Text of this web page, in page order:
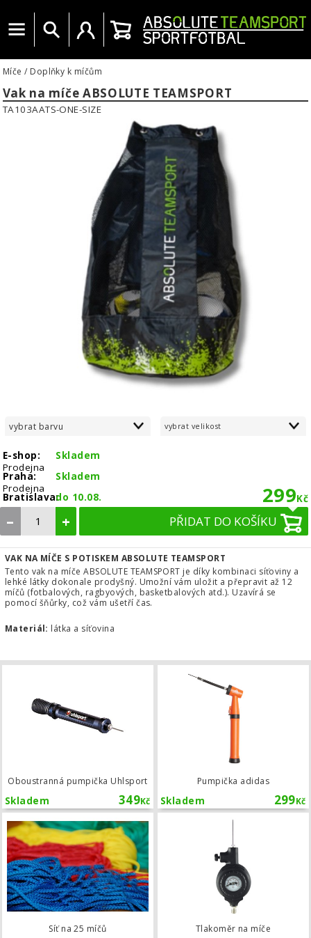
Menu Vyhledat Uživatelský účet
Košík
Míče / Doplňky k míčům
Vak na míče ABSOLUTE TEAMSPORT
TA103AATS-ONE-SIZE
vybrat barvu vybrat velikost
E-shop:
Skladem
Prodejna
Praha:
Skladem
Prodejna
Bratislava:do 10.08. 299Kč
– + PŘIDAT DO KOŠÍKU
VAK NA MÍČE S POTISKEM ABSOLUTE TEAMSPORT
Tento vak na míče ABSOLUTE TEAMSPORT je díky kombinaci síťoviny a
lehké látky dokonale prodyšný. Umožní vám uložit a přepravit až 12
míčů (fotbalových, ragbyových, basketbalových atd.). Uzavírá se
pomocí šňůrky, což vám ušetří čas.
Materiál: látka a síťovina
Oboustranná pumpička Uhlsport
349Kč
Skladem
Pumpička adidas
299Kč
Skladem
Síť na 25 míčů Tlakoměr na míče